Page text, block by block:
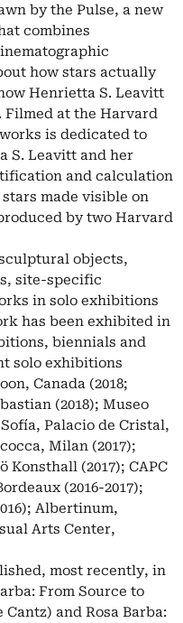
by the Pulse, a new
combines
how stars actually
Henrietta S. Leavitt
Filmed at the Harvard
is dedicated to
S. Leavitt and her
and calculation
made visible on
by two Harvard
objects,
site-specific
in solo exhibitions
has been exhibited in
biennials and
solo exhibitions
Canada (2018;
(2018); Museo
Palacio de Cristal,
Milan (2017);
Konsthall (2017); CAPC
(2016-2017);
Albertinum,
Arts Center,
most recently, in
From Source to
and Rosa Barba: